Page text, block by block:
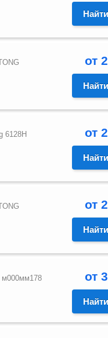
от
6128H от
от
от